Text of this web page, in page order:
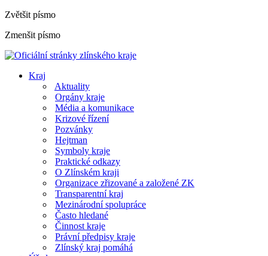
Zvětšit písmo
Zmenšit písmo
Kraj
Aktuality
Orgány kraje
Média a komunikace
Krizové řízení
Pozvánky
Hejtman
Symboly kraje
Praktické odkazy
O Zlínském kraji
Organizace zřizované a založené ZK
Transparentní kraj
Mezinárodní spolupráce
Často hledané
Činnost kraje
Právní předpisy kraje
Zlínský kraj pomáhá